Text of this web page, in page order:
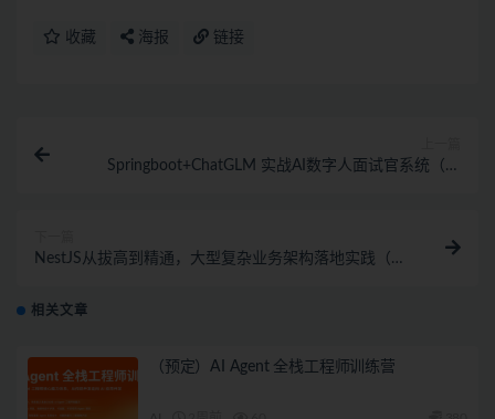
收藏 海报 链接
Springboot+ChatGLM 实战AI数字人面试官系统（完
NestJS从拔高到精通，大型复杂业务架构落地实践（完
相关文章
（预定）AI Agent 全栈工程师训练营